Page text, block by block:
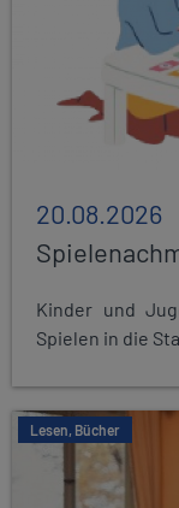
20.08.2026
Kinder und
Spielen in die
Lesen, Bücher